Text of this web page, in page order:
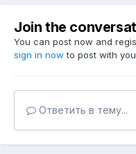
Join the
You can post now and
sign in now to post with
Ответить в тему...